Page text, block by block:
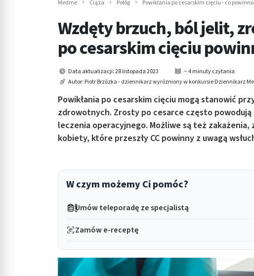
Medme Ciąża Połóg Powikłania po cesarskim cięciu - co
Wzdęty brzuch, ból jelit,
po cesarskim cięciu
Data aktualizacji: 28 listopada 2023
~ 4 minuty czytania
Autor: Piotr Brzózka - dziennikarz wyróżniony w konkursie Dziennikarz
Powikłania po cesarskim cięciu mogą stanowić
zdrowotnych. Zrosty po cesarce często
leczenia operacyjnego. Możliwe są też
kobiety, które przeszły CC powinny z uwagą
W czym możemy Ci pomóc?
Umów teleporadę ze specjalistą
Zamów e-receptę